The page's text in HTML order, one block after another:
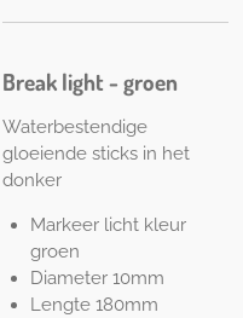
Break light - groen
Waterbestendige
gloeiende sticks in het
donker
Markeer licht kleur
groen
Diameter 10mm
Lengte 180mm